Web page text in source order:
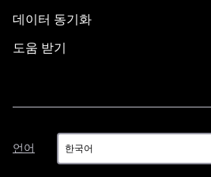
데이터 동기화
도움 받기
언어
언
어